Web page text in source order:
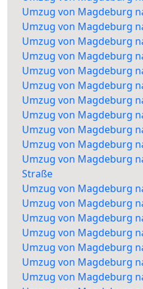
Umzug von Magdeburg
Umzug von Magdeburg
Umzug von Magdeburg
Umzug von Magdeburg
Umzug von Magdeburg
Umzug von Magdeburg
Umzug von Magdeburg
Umzug von Magdeburg
Umzug von Magdeburg
Umzug von Magdeburg
Umzug von Magdeburg
Straße
Umzug von Magdeburg
Umzug von Magdeburg
Umzug von Magdeburg
Umzug von Magdeburg
Umzug von Magdeburg
Umzug von Magdeburg
Umzug von Magdeburg